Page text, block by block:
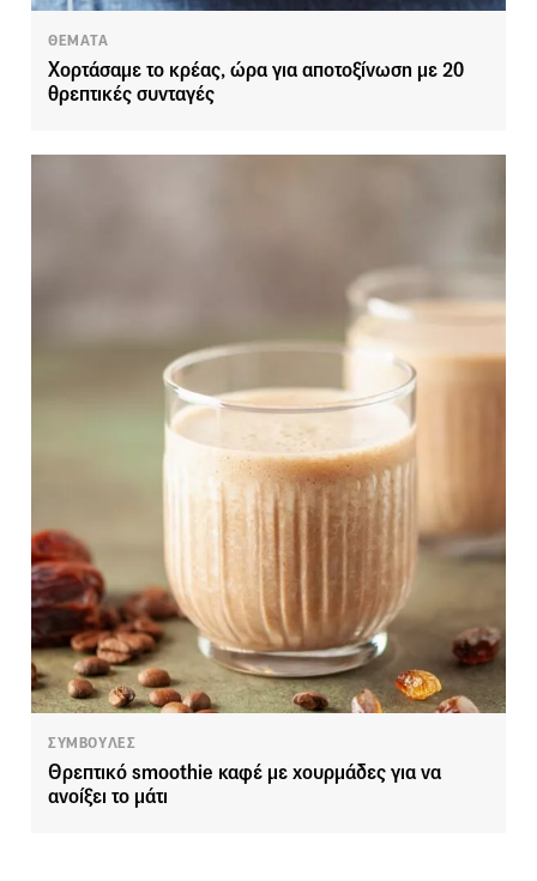
ΘΕΜΑΤΑ
Χορτάσαμε το κρέας, ώρα για αποτοξίνωση με 20
θρεπτικές συνταγές
ΣΥΜΒΟΥΛΕΣ
Θρεπτικό smoothie καφέ με χουρμάδες για να
ανοίξει το μάτι